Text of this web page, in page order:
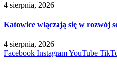
4 sierpnia, 2026
Katowice włączają się w rozwój
4 sierpnia, 2026
Facebook InstagramYouTube